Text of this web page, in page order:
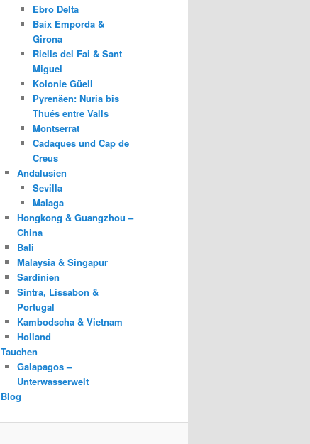
Ebro Delta
Baix Emporda &
Girona
Riells del Fai & Sant
Miguel
Kolonie Güell
Pyrenäen: Nuria bis
Thués entre Valls
Montserrat
Cadaques und Cap de
Creus
Andalusien
Sevilla
Malaga
Hongkong & Guangzhou –
China
Bali
Malaysia & Singapur
Sardinien
Sintra, Lissabon &
Portugal
Kambodscha & Vietnam
Holland
Tauchen
Galapagos –
Unterwasserwelt
Blog